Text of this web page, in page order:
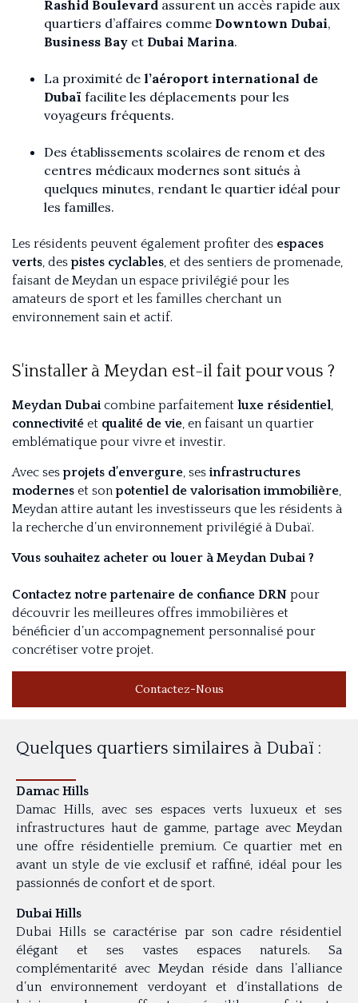
Rashid Boulevard assurent un accès rapide aux
quartiers d’affaires comme Downtown Dubai,
Business Bay et Dubai Marina.
La proximité de l’aéroport international de
Dubaï facilite les déplacements pour les
voyageurs fréquents.
Des établissements scolaires de renom et des
centres médicaux modernes sont situés à
quelques minutes, rendant le quartier idéal pour
les familles.
Les résidents peuvent également profiter des espaces
verts, despistes cyclables, et des sentiers de promenade,
faisant de Meydan un espace privilégié pour les
amateurs de sport et les familles cherchant un
environnement sain et actif.
S'installer à Meydan est-il fait pour vous ?
Meydan Dubaicombine parfaitement luxe résidentiel,
connectivité et qualité de vie, en faisant un quartier
emblématique pour vivre et investir.
Avec sesprojets d’envergure, ses infrastructures
modernes et sonpotentiel de valorisation immobilière,
Meydan attire autant les investisseurs que les résidents à
la recherche d’un environnement privilégié à Dubaï.
Vous souhaitez acheter ou louer à Meydan Dubai ?
Contactez notre partenaire de confiance DRN pour
découvrir les meilleures offres immobilières et
bénéficier d’un accompagnement personnalisé pour
concrétiser votre projet.
Contactez-Nous
Quelques quartiers similaires à Dubaï :
Damac Hills
Damac Hills, avec ses espaces verts luxueux et ses
infrastructures haut de gamme, partage avec Meydan
une offre résidentielle premium. Ce quartier met en
avant un style de vie exclusif et raffiné, idéal pour les
passionnés de confort et de sport.
Dubai Hills
Dubai Hills se caractérise par son cadre résidentiel
élégant et ses vastes espaces naturels. Sa
complémentarité avec Meydan réside dans l’alliance
d’un environnement verdoyant et d’installations de